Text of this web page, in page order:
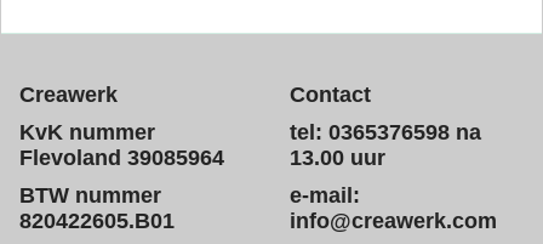
Creawerk
KvK nummer
Flevoland 39085964
BTW nummer
820422605.B01
Contact
tel: 0365376598 na
13.00 uur
e-mail:
info@creawerk.com